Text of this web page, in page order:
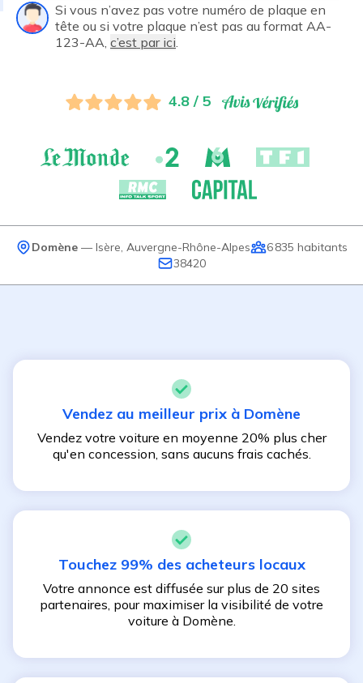
Si vous n’avez pas votre numéro de plaque en
tête ou si votre plaque n’est pas au format AA-
123-AA, c’est par ici
4.8 / 5
Domène — Isère Auvergne-Rhône-Alpes 6 835 habitants
38420
Vendez au meilleur prix à Domène
Vendez votre voiture en moyenne 20% plus cher
qu'en concession, sans aucuns frais cachés.
Touchez 99% des acheteurs locaux
Votre annonce est diffusée sur plus de 20 sites
partenaires, pour maximiser la visibilité de votre
voiture à Domène.